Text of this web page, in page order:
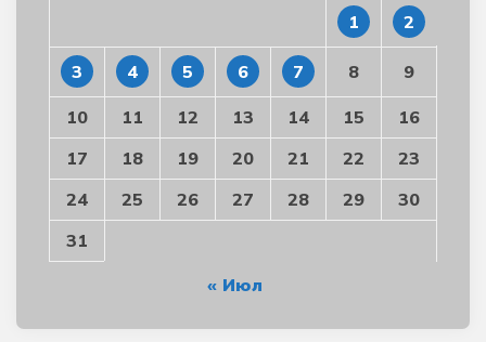
1 2
3 4 5 6 7 8 9
10 11 12 13 14 15
16
17
18 19 20 21 22
23
24
25 26 27 28 29
30
31
« Июл